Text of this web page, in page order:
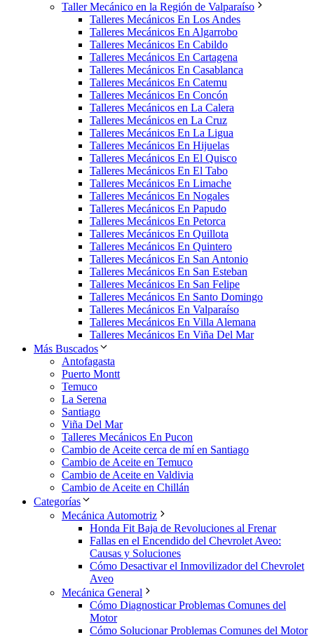
Taller Mecánico en la Región de Valparaíso
Talleres Mecánicos En Los Andes
Talleres Mecánicos En Algarrobo
Talleres Mecánicos En Cabildo
Talleres Mecánicos En Cartagena
Talleres Mecánicos En Casablanca
Talleres Mecánicos En Catemu
Talleres Mecánicos En Concón
Talleres Mecánicos en La Calera
Talleres Mecánicos en La Cruz
Talleres Mecánicos En La Ligua
Talleres Mecánicos En Hijuelas
Talleres Mecánicos En El Quisco
Talleres Mecánicos En El Tabo
Talleres Mecánicos En Limache
Talleres Mecánicos En Nogales
Talleres Mecánicos En Papudo
Talleres Mecánicos En Petorca
Talleres Mecánicos En Quillota
Talleres Mecánicos En Quintero
Talleres Mecánicos En San Antonio
Talleres Mecánicos En San Esteban
Talleres Mecánicos En San Felipe
Talleres Mecánicos En Santo Domingo
Talleres Mecánicos En Valparaíso
Talleres Mecánicos En Villa Alemana
Talleres Mecánicos En Viña Del Mar
Más Buscados
Antofagasta
Puerto Montt
Temuco
La Serena
Santiago
Viña Del Mar
Talleres Mecánicos En Pucon
Cambio de Aceite cerca de mí en Santiago
Cambio de Aceite en Temuco
Cambio de Aceite en Valdivia
Cambio de Aceite en Chillán
Categorías
Mecánica Automotriz
Honda Fit Baja de Revoluciones al Frenar
Fallas en el Encendido del Chevrolet Aveo:
Causas y Soluciones
Cómo Desactivar el Inmovilizador del Chevrolet
Aveo
Mecánica General
Cómo Diagnosticar Problemas Comunes del
Motor
Cómo Solucionar Problemas Comunes del Motor